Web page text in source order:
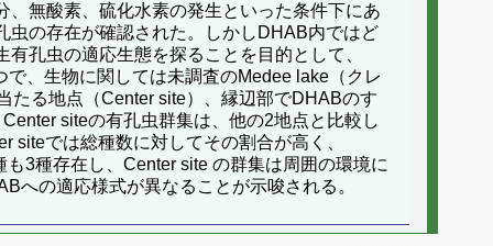
無酸素、硫化水素の発生といった条件下にあ
虫の存在が確認された。しかしDHAB内ではど
孔虫の適応生態を探ることを目的として、
、生物に関しては未調査のMedee lake（クレ
たる地点（Center site）、縁辺部でDHABのす
siteの有孔虫群集は、他の2地点と比較し
siteでは総種数に対してその割合が高く、
3種存在し、Center site の群集は周囲の環境に
への適応様式が異なることが示唆される。